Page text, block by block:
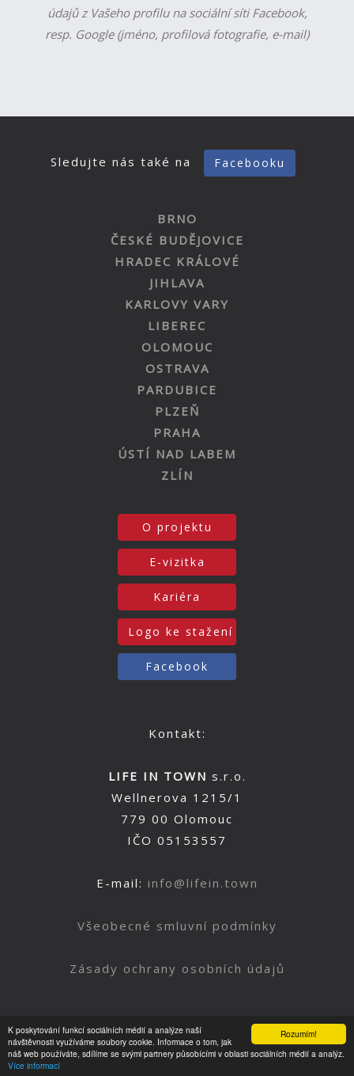
Rozumím!
K poskytování funkcí sociálních médií a analýze naší
návštěvnosti využíváme soubory cookie. Informace o tom, jak
náš web používáte, sdílíme se svými partnery působícími v oblasti sociálních médií a analýz.
Více informací
údajů z Vašeho profilu na sociální síti Facebook,
resp. Google (jméno, profilová fotografie, e-mail)
Sledujte nás také na Facebooku
BRNO
ČESKÉ BUDĚJOVICE
HRADEC KRÁLOVÉ
JIHLAVA
KARLOVY VARY
LIBEREC
OLOMOUC
OSTRAVA
PARDUBICE
PLZEŇ
PRAHA
ÚSTÍ NAD LABEM
ZLÍN
O projektu
E-vizitka
Kariéra
Logo ke stažení
Facebook
Kontakt:
LIFE IN TOWN s.r.o.
Wellnerova 1215/1
779 00 Olomouc
IČO 05153557
E-mail: info@lifein.town
Všeobecné smluvní podmínky
Zásady ochrany osobních údajů
Nahoru